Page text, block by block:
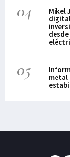
04
Mikel
05
metal